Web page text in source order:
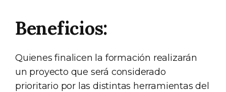
Beneficios:
Quienes finalicen la formación realizarán
un proyecto que será considerado
prioritario por las distintas herramientas del